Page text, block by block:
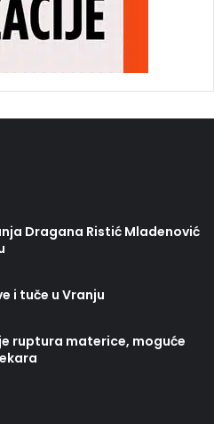
Dragana Ristić Mladenović
i tuče u Vranju
ruptura materice, moguće